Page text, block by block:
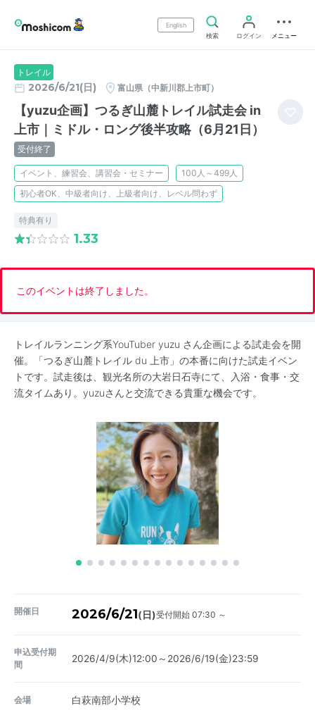
English
検索
ログイン メニュー
トレイル
2026/6/21(日) 富山県（中新川郡上市町）
【yuzu企画】つるぎ山麓トレイル試走会 in
上市｜ミドル・ロング後半攻略（6月21日）
受付終了
イベント、練習会、講習会・セミナー
100人～499人
初心者OK、中級者向け、上級者向け、レベル問わず
特典有り
1.33
このイベントは終了しました。
トレイルランニング系YouTuber yuzu さん企画による試走会を開
催。「つるぎ山麓トレイル du 上市」の本番に向けた試走イベン
トです。試走後は、観光名所の大岩日石寺にて、入浴・食事・交
流タイムあり。yuzuさんと交流できる貴重な機会です。
開催日 2026/6/21(日)受付開始 07:30 ～
申込受付期
間
2026/4/9(木)12:00～2026/6/19(金)23:59
会場 白萩南部小学校